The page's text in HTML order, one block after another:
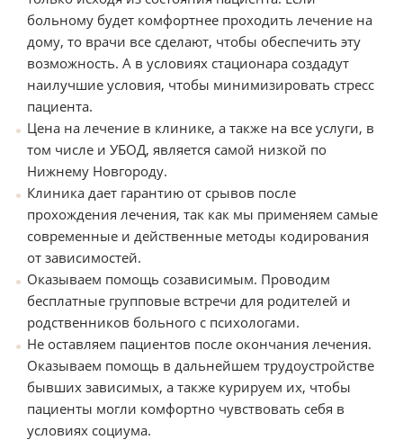
больному будет комфортнее проходить лечение на
дому, то врачи все сделают, чтобы обеспечить эту
возможность. А в условиях стационара создадут
наилучшие условия, чтобы минимизировать стресс
пациента.
Цена на лечение в клинике, а также на все услуги, в
том числе и УБОД, является самой низкой по
Нижнему Новгороду.
Клиника дает гарантию от срывов после
прохождения лечения, так как мы применяем самые
современные и действенные методы кодирования
от зависимостей.
Оказываем помощь созависимым. Проводим
бесплатные групповые встречи для родителей и
родственников больного с психологами.
Не оставляем пациентов после окончания лечения.
Оказываем помощь в дальнейшем трудоустройстве
бывших зависимых, а также курируем их, чтобы
пациенты могли комфортно чувствовать себя в
условиях социума.